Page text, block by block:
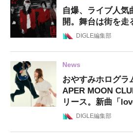
自爆、ライブ人気
開。舞台は街を走
DIGLE編集部
News
おやすみホログラ
APER MOON
リース。新曲「
DIGLE編集部